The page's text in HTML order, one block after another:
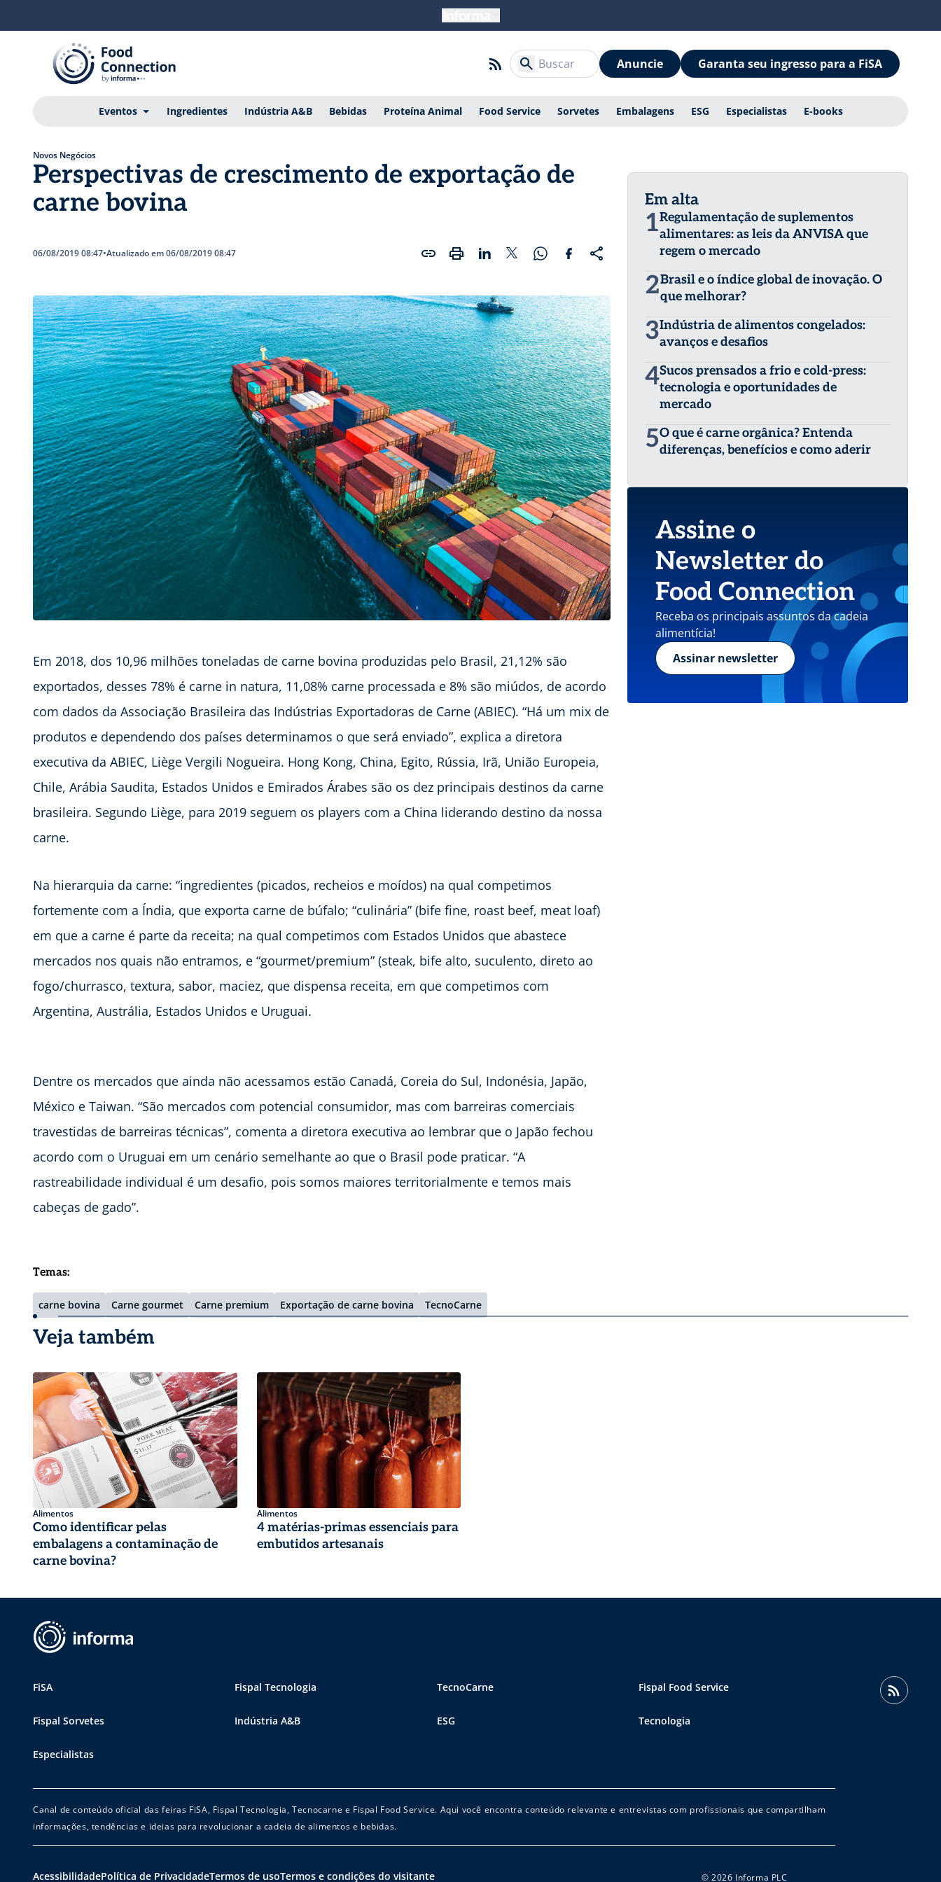
Anuncie Garanta seu ingresso para a FiSA
Eventos Ingredientes Indústria A&B Bebidas Proteína Animal Food Service Sorvetes Embalagens ESG Especialistas E-books
Novos Negócios
Perspectivas de crescimento de exportação de
carne bovina
06/08/2019 08:47•Atualizado em 06/08/2019 08:47
Em 2018, dos 10,96 milhões toneladas de carne bovina produzidas pelo Brasil, 21,12% são
exportados, desses 78% é carne in natura, 11,08% carne processada e 8% são miúdos, de acordo
com dados da Associação Brasileira das Indústrias Exportadoras de Carne (ABIEC). “Há um mix de
produtos e dependendo dos países determinamos o que será enviado”, explica a diretora
executiva da ABIEC, Liège Vergili Nogueira. Hong Kong, China, Egito, Rússia, Irã, União Europeia,
Chile, Arábia Saudita, Estados Unidos e Emirados Árabes são os dez principais destinos da carne
brasileira. Segundo Liège, para 2019 seguem os players com a China liderando destino da nossa
carne.
Na hierarquia da carne: “ingredientes (picados, recheios e moídos) na qual competimos
fortemente com a Índia, que exporta carne de búfalo; “culinária” (bife fine, roast beef, meat loaf)
em que a carne é parte da receita; na qual competimos com Estados Unidos que abastece
mercados nos quais não entramos, e “gourmet/premium” (steak, bife alto, suculento, direto ao
fogo/churrasco, textura, sabor, maciez, que dispensa receita, em que competimos com
Argentina, Austrália, Estados Unidos e Uruguai.
Dentre os mercados que ainda não acessamos estão Canadá, Coreia do Sul, Indonésia, Japão,
México e Taiwan. “São mercados com potencial consumidor, mas com barreiras comerciais
travestidas de barreiras técnicas”, comenta a diretora executiva ao lembrar que o Japão fechou
acordo com o Uruguai em um cenário semelhante ao que o Brasil pode praticar. “A
rastreabilidade individual é um desafio, pois somos maiores territorialmente e temos mais
cabeças de gado”.
Temas:
carne bovina Carne gourmet Carne premium Exportação de carne bovina TecnoCarne
Em alta
1Regulamentação de suplementos
alimentares: as leis da ANVISA que
regem o mercado
2Brasil e o índice global de inovação. O
que melhorar?
3Indústria de alimentos congelados:
avanços e desafios
4Sucos prensados a frio e cold-press:
tecnologia e oportunidades de
mercado
5O que é carne orgânica? Entenda
diferenças, benefícios e como aderir
Assine o
Newsletter do
Food Connection
Receba os principais assuntos da cadeia
alimentícia!
Assinar newsletter
Veja também
Alimentos
Como identificar pelas
embalagens a contaminação de
carne bovina?
Alimentos
4 matérias-primas essenciais para
embutidos artesanais
FiSA Fispal Tecnologia TecnoCarne Fispal Food Service
Fispal Sorvetes Indústria A&B ESG Tecnologia
Especialistas
Canal de conteúdo oficial das feiras FiSA, Fispal Tecnologia, Tecnocarne e Fispal Food Service. Aqui você encontra conteúdo relevante e entrevistas com profissionais que compartilham
informações, tendências e ideias para revolucionar a cadeia de alimentos e bebidas.
AcessibilidadePolítica de PrivacidadeTermos de usoTermos e condições do visitante © 2026 Informa PLC